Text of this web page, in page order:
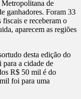
de
ganhadores. Foram 33
e receberam o
aparecem as regiões
desta edição do
para a cidade de
R$ 50 mil é do
foi para uma